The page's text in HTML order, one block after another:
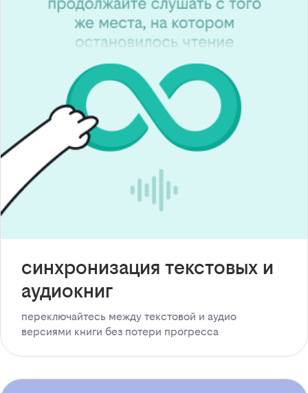
синхронизация текстовых и
аудиокниг
переключайтесь между текстовой и аудио
версиями книги без потери прогресса